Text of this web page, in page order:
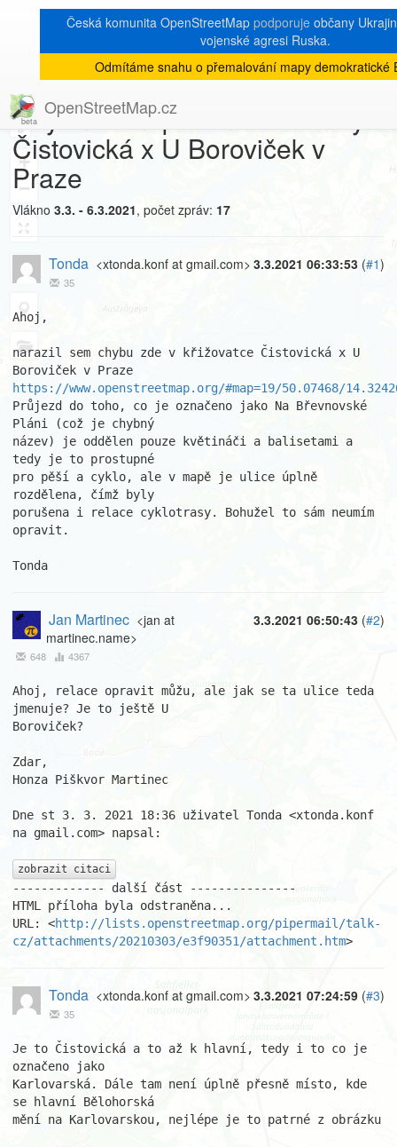
Česká komunita OpenStreetMap podporujeobčany
vojenské agresi Ruska.
Odmítáme snahu o přemalování mapy demokratické
OpenStreetMap.cz
8
+
−
« zpět na výpis měsíce|
[Talk-cz]
Chybné zmapování křižovatky
Čistovická x U Boroviček v
Praze
Vlákno 3.3. - 6.3.2021, počet zpráv: 17
3.3.2021 06:33:53 (#1)
Tonda <xtonda.konf at gmail.com>
35
Ahoj,
narazil sem chybu zde v křižovatce Čistovická x U
https://www.openstreetmap.org/#map=19/50.07468/
Průjezd do toho, co je označeno jako Na Břevnovské
Pláni (což je chybný
název) je oddělen pouze květináči a balisetami a
tedy je to prostupné
pro pěší a cyklo, ale v mapě je ulice úplně
rozdělena, čímž byly
porušena i relace cyklotrasy. Bohužel to sám neumím
opravit.
Tonda
3.3.2021 06:50:43 (#2)
Jan Martinec <jan at
martinec.name>
648 4367
Ahoj, relace opravit můžu, ale jak se ta ulice teda
jmenuje? Je to ještě U
Boroviček?
Zdar,
Honza Piškvor Martinec
Dne st 3. 3. 2021 18:36 uživatel Tonda <xtonda.konf
na gmail.com> napsal:
zobrazit citaci
------------- další část ---------------
HTML příloha byla odstraněna...
URL: <http://lists.openstreetmap.org/pipermail/talk-
cz/attachments/20210303/e3f90351/attachment.htm>
3.3.2021 07:24:59 (#3)
Tonda <xtonda.konf at gmail.com>
35
Je to Čistovická a to až k hlavní, tedy i to co je
označeno jako
Karlovarská. Dále tam není úplně přesně místo, kde
se hlavní Bělohorská
mění na Karlovarskou, nejlépe je to patrné z obrázku